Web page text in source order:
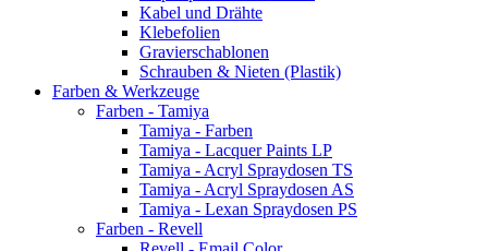
Kabel und Drähte
Klebefolien
Gravierschablonen
Schrauben & Nieten (Plastik)
Farben & Werkzeuge
Farben - Tamiya
Tamiya - Farben
Tamiya - Lacquer Paints LP
Tamiya - Acryl Spraydosen TS
Tamiya - Acryl Spraydosen AS
Tamiya - Lexan Spraydosen PS
Farben - Revell